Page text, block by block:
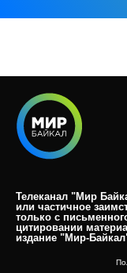
Телеканал "Мир
или частичное
только с
цитировании
издание "Мир-